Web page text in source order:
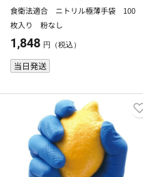
食衛法適合 ニトリル極薄手袋 100
枚入り 粉なし
1,848 円（税込）
当日発送